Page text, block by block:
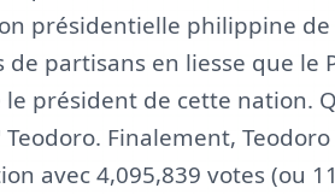
présidentielle philippine de
partisans en liesse que le
le président de cette nation.
Finalement,
avec 4,095,839 votes (ou